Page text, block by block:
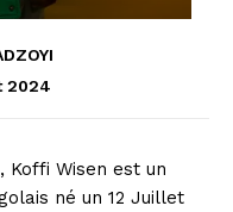
2024
Koffi Wisen est un
né un 12 Juillet